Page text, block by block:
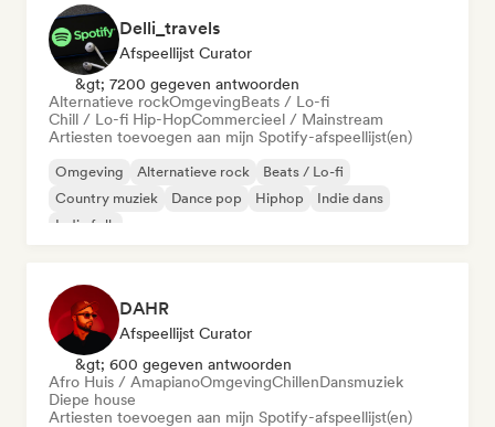
Delli_travels
Afspeellijst Curator
&gt; 7200 gegeven antwoorden
Alternatieve rockOmgevingBeats / Lo-fi
Chill / Lo-fi Hip-HopCommercieel / Mainstream
Artiesten toevoegen aan mijn Spotify-afspeellijst(en)
Omgeving Alternatieve rock
Beats / Lo-fi
Country muziek
Dance pop Hiphop
Indie dans
Indie folk
DAHR
Afspeellijst Curator
&gt; 600 gegeven antwoorden
Afro Huis / AmapianoOmgevingChillenDansmuziek
Diepe house
Artiesten toevoegen aan mijn Spotify-afspeellijst(en)